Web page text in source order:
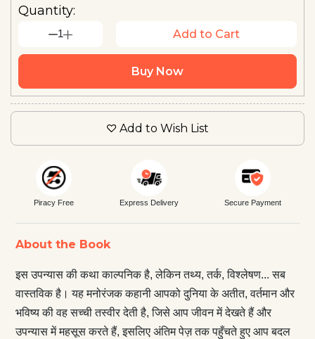
Quantity:
1 Add to Cart
Buy Now
Add to Wish List
Piracy Free Express Delivery Secure Payment
About the Book
इस उपन्यास की कथा काल्पनिक है, लेकिन तथ्य, तर्क, विश्लेषण... सब
वास्तविक है। यह मनोरंजक कहानी आपको दुनिया के अतीत, वर्तमान और
भविष्य की वह सच्ची तस्वीर देती है, जिसे आप जीवन में देखते हैं और
उपन्यास में महसूस करते हैं, इसलिए अंतिम पेज़ तक पहुँचते हुए आप बदल